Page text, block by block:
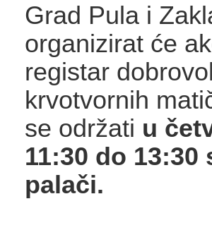
Grad Pula i
organizirat će
registar
krvotvornih
se održati u
11:30 do
palači.